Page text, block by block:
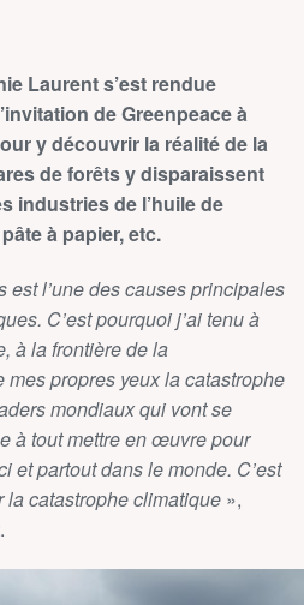
Laurent s’est rendue
de Greenpeace à
y découvrir la réalité de la
de forêts y disparaissent
industries de l’huile de
à papier, etc.
est l’une des causes principales
C’est pourquoi j’ai tenu à
à la frontière de la
propres yeux la catastrophe
mondiaux qui vont se
à tout mettre en œuvre pour
et partout dans le monde. C’est
la catastrophe climatique »,